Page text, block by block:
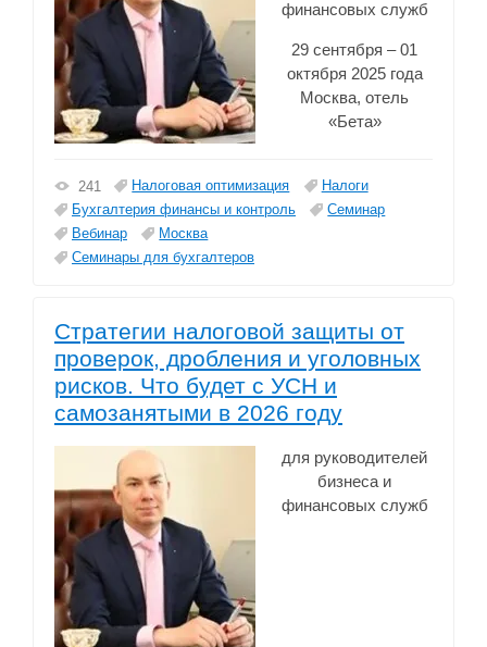
финансовых служб
29 сентября – 01
октября 2025 года
Москва, отель
«Бета»
241 Налоговая оптимизация
Налоги
Бухгалтерия финансы и контроль
Семинар
Вебинар
Москва
Семинары для бухгалтеров
Стратегии налоговой защиты от
проверок, дробления и уголовных
рисков. Что будет с УСН и
самозанятыми в 2026 году
для руководителей
бизнеса и
финансовых служб